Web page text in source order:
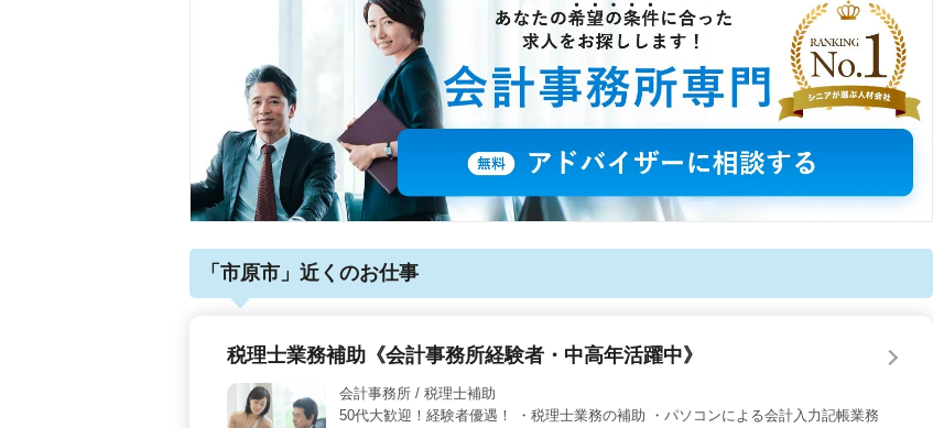
「市原市」近くのお仕事
税理士業務補助《会計事務所経験者・中高年活躍中》
会計事務所 / 税理士補助
50代大歓迎！経験者優遇！ ・税理士業務の補助 ・パソコンによる会計入力記帳業務